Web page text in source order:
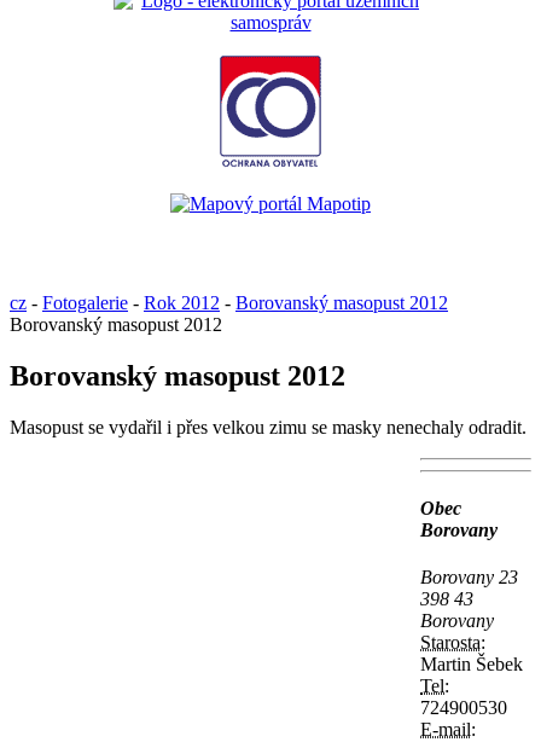
cz - Fotogalerie - Rok 2012 - Borovanský masopust 2012
Borovanský masopust 2012
Borovanský masopust 2012
Masopust se vydařil i přes velkou zimu se masky nenechaly odradit.
Obec
Borovany
Borovany 23
398 43
Borovany
Starosta:
Martin Šebek
Tel:
724900530
E-mail: